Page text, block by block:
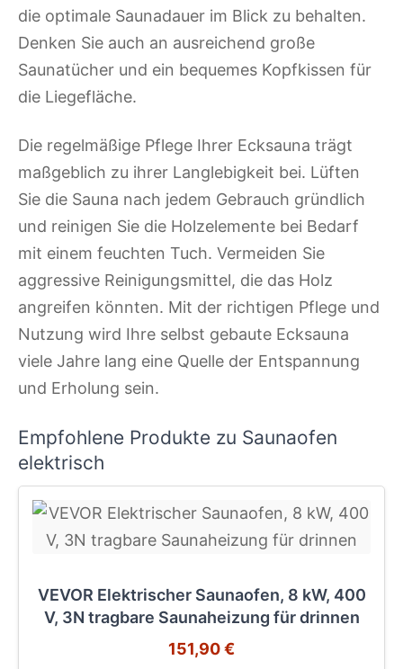
die optimale Saunadauer im Blick zu behalten.
Denken Sie auch an ausreichend große
Saunatücher und ein bequemes Kopfkissen für
die Liegefläche.
Die regelmäßige Pflege Ihrer Ecksauna trägt
maßgeblich zu ihrer Langlebigkeit bei. Lüften
Sie die Sauna nach jedem Gebrauch gründlich
und reinigen Sie die Holzelemente bei Bedarf
mit einem feuchten Tuch. Vermeiden Sie
aggressive Reinigungsmittel, die das Holz
angreifen könnten. Mit der richtigen Pflege und
Nutzung wird Ihre selbst gebaute Ecksauna
viele Jahre lang eine Quelle der Entspannung
und Erholung sein.
Empfohlene Produkte zu Saunaofen
elektrisch
VEVOR Elektrischer Saunaofen, 8 kW, 400
V, 3N tragbare Saunaheizung für drinnen
151,90 €